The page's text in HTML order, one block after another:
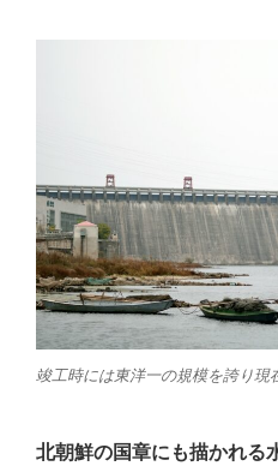
竣工時には東洋一の規模を誇り現
北朝鮮の国章にも描かれる